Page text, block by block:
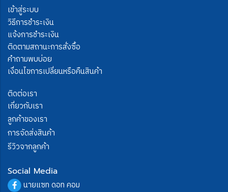
เข้าสู่ระบบ
วิธีการชำระเงิน
แจ้งการชำระเงิน
ติดตามสถานะการสั่งซื้อ
คำถามพบบ่อย
เงื่อนไขการเปลี่ยนหรือคืนสินค้า
ติดต่อเรา
เกี่ยวกับเรา
ลูกค้าของเรา
การจัดส่งสินค้า
รีวิวจากลูกค้า
Social Media
นายแซท ดอท คอม